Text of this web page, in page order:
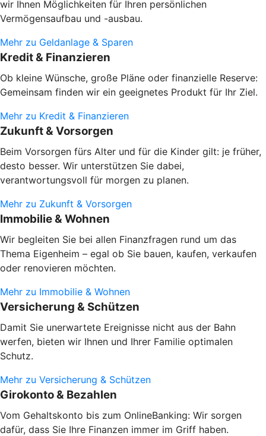
wir Ihnen Möglichkeiten für Ihren persönlichen
Vermögensaufbau und -ausbau.
Mehr zu Geldanlage & Sparen
Kredit & Finanzieren
Ob kleine Wünsche, große Pläne oder finanzielle Reserve:
Gemeinsam finden wir ein geeignetes Produkt für Ihr Ziel.
Mehr zu Kredit & Finanzieren
Zukunft & Vorsorgen
Beim Vorsorgen fürs Alter und für die Kinder gilt: je früher,
desto besser. Wir unterstützen Sie dabei,
verantwortungsvoll für morgen zu planen.
Mehr zu Zukunft & Vorsorgen
Immobilie & Wohnen
Wir begleiten Sie bei allen Finanzfragen rund um das
Thema Eigenheim – egal ob Sie bauen, kaufen, verkaufen
oder renovieren möchten.
Mehr zu Immobilie & Wohnen
Versicherung & Schützen
Damit Sie unerwartete Ereignisse nicht aus der Bahn
werfen, bieten wir Ihnen und Ihrer Familie optimalen
Schutz.
Mehr zu Versicherung & Schützen
Girokonto & Bezahlen
Vom Gehaltskonto bis zum OnlineBanking: Wir sorgen
dafür, dass Sie Ihre Finanzen immer im Griff haben.